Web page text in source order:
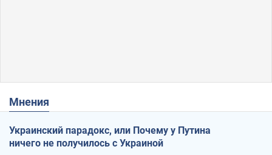
Мнения
Украинский парадокс, или Почему у Путина
ничего не получилось с Украиной